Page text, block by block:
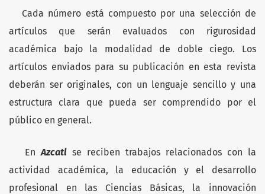
Cada número está compuesto por una selección de
artículos que serán evaluados con rigurosidad
académica bajo la modalidad de doble ciego. Los
artículos enviados para su publicación en esta revista
deberán ser originales, con un lenguaje sencillo y una
estructura clara que pueda ser comprendido por el
público en general.
EnAzcatl se reciben trabajos relacionados con la
actividad académica, la educación y el desarrollo
profesional en las Ciencias Básicas, la innovación